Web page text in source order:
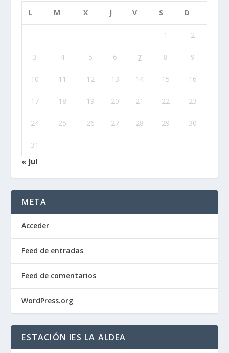
L M X J V S D
1 2
3 4 5 6 7 8 9
10 11 12 13 14 15 16
17 18 19 20 21 22 23
24 25 26 27 28 29 30
31
« Jul
META
Acceder
Feed de entradas
Feed de comentarios
WordPress.org
ESTACIÓN IES LA ALDEA